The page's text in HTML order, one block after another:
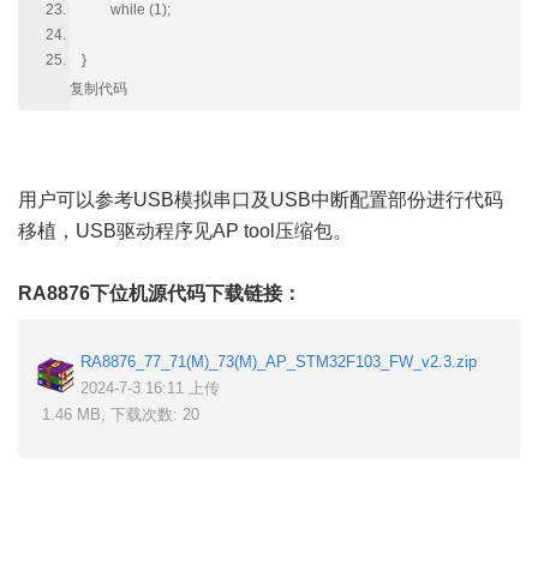
while (1);
}
复制代码
用户可以参考USB模拟串口及USB中断配置部份进行代码
移植，USB驱动程序见AP tool压缩包。
RA8876下位机源代码下载链接：
RA8876_77_71(M)_73(M)_AP_STM32F103_FW_v2.3.zip
2024-7-3 16:11 上传
1.46 MB, 下载次数: 20